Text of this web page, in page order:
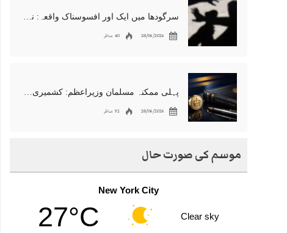
سرگودھا میں ایک اور افسوسناک واقعہ: نوعمر لڑکے سے مبینہ زیادتی، مقدمہ درج
28/06/2026 40 مناظر
پہلی ممکنہ مسلمان وزیراعظم: کشمیری نژاد شبانہ محمود برطانیہ میں مقبول
28/06/2026 92 مناظر
موسم کی صورت حال
New York City
27°C Clear sky